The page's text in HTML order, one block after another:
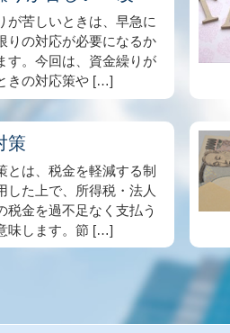
が苦しいときは、早急に
りの対応が必要になるか
す。今回は、資金繰りが
きの対応策や […]
策
とは、税金を軽減する制
した上で、所得税・法人
税金を過不足なく支払う
味します。節 […]